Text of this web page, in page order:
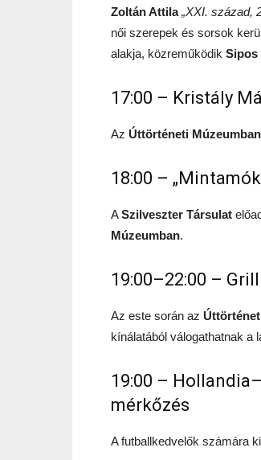
Zoltán Attila „XXI. század,
női szerepek és sorsok
alakja, közreműködik Sipos
17:00 – Kristály
Az Úttörténeti Múzeumban
18:00 –
ASzilveszter Társulat
Múzeumban.
19:00–22:00 –
Az este során az
kínálatából válogathatnak a
19:00 –
mérkőzés
A futballkedvelők számára